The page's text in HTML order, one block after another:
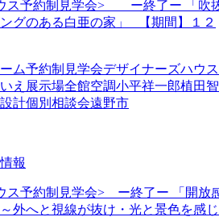
ス予約制見学会> ー終了ー 「吹
グのある白亜の家」 【期間】１２
ム予約制見学会デザイナーズハウス
え展示場全館空調小平祥一郎植田智
設計個別相談会遠野市
報
ス予約制見学会> ー終了ー 「開放
外へと視線が抜け・光と景色を感じ